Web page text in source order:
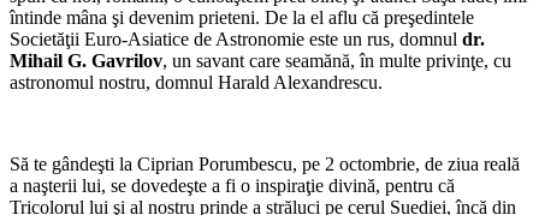
întinde mâna şi devenim prieteni. De la el aflu că preşedintele
Societăţii Euro-Asiatice de Astronomie este un rus, domnul dr.
Mihail G. Gavrilov, un savant care seamănă, în multe privinţe, cu
astronomul nostru, domnul Harald Alexandrescu.
Să te gândeşti la Ciprian Porumbescu, pe 2 octombrie, de ziua reală
a naşterii lui, se dovedeşte a fi o inspiraţie divină, pentru că
Tricolorul lui şi al nostru prinde a străluci pe cerul Suediei, încă din